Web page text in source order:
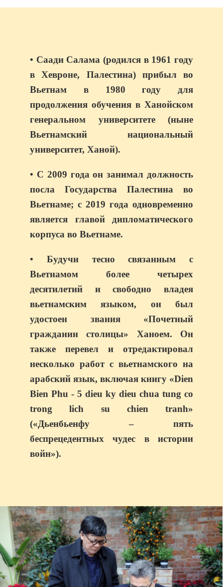
• Саади Салама (родился в 1961 году
в Хевроне, Палестина) прибыл во
Вьетнам в 1980 году для
продолжения обучения в Ханойском
генеральном университете (ныне
Вьетнамский национальный
университет, Ханой).
• С 2009 года он занимал должность
посла Государства Палестина во
Вьетнаме; с 2019 года одновременно
является главой дипломатического
корпуса во Вьетнаме.
• Будучи тесно связанным с
Вьетнамом более четырех
десятилетий и свободно владея
вьетнамским языком, он был
удостоен звания «Почетный
гражданин столицы» Ханоем. Он
также перевел и отредактировал
несколько работ с вьетнамского на
арабский язык, включая книгу «Dien
Bien Phu - 5 dieu ky dieu chua tung co
trong lich su chien tranh»
(«Дьенбьенфу – пять
беспрецедентных чудес в истории
войн»).